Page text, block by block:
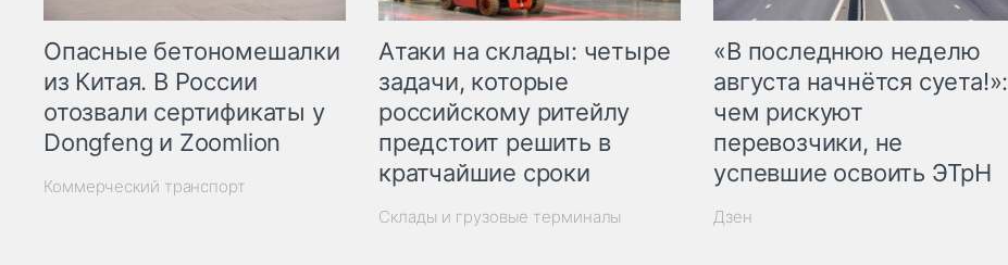
Опасные бетономешалки
из Китая. В России
отозвали сертификаты у
Dongfeng и Zoomlion
Коммерческий транспорт
Атаки на склады: четыре
задачи, которые
российскому ритейлу
предстоит решить в
кратчайшие сроки
Склады и грузовые терминалы
«В последнюю неделю
августа начнётся суета!»:
чем рискуют
перевозчики, не
успевшие освоить ЭТрН
Дзен